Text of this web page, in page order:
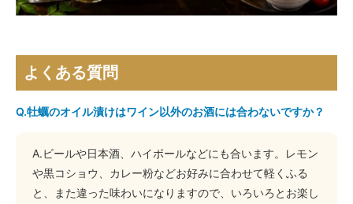
よくある質問
Q.牡蠣のオイル漬けはワイン以外のお酒には合わないですか？
A.ビールや日本酒、ハイボールなどにも合います。レモン
や黒コショウ、カレー粉などお好みに合わせて軽くふる
と、また違った味わいになりますので、いろいろとお楽し